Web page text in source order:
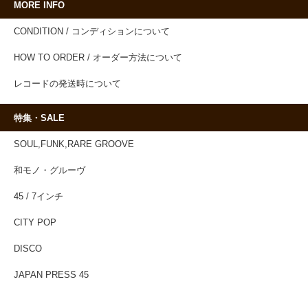
MORE INFO
CONDITION / コンディションについて
HOW TO ORDER / オーダー方法について
レコードの発送時について
特集・SALE
SOUL,FUNK,RARE GROOVE
和モノ・グルーヴ
45 / 7インチ
CITY POP
DISCO
JAPAN PRESS 45